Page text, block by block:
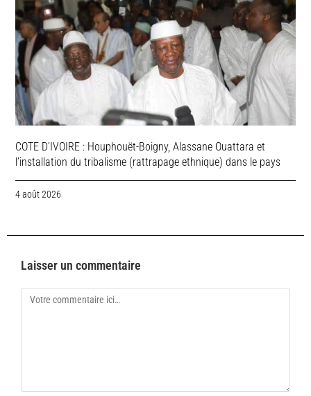
COTE D’IVOIRE : Houphouët-Boigny, Alassane Ouattara et
l’installation du tribalisme (rattrapage ethnique) dans le pays
4 août 2026
Laisser un commentaire